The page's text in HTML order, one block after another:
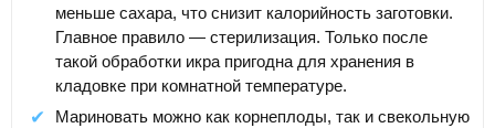
меньше сахара, что снизит калорийность заготовки.
Главное правило — стерилизация. Только после
такой обработки икра пригодна для хранения в
кладовке при комнатной температуре.
Мариновать можно как корнеплоды, так и свекольную